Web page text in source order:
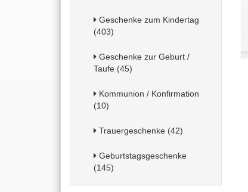
Geschenke zum Kindertag
(403)
Geschenke zur Geburt /
Taufe (45)
Kommunion / Konfirmation
(10)
Trauergeschenke (42)
Geburtstagsgeschenke
(145)